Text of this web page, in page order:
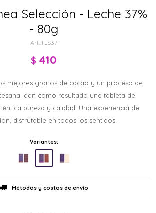
Selección - Leche 37%
- 80g
TLS37
$ 410
mejores granos de cacao y un proceso de
dan como resultado una tableta de
pureza y calidad. Una experiencia de
disfrutable en todos los sentidos.
Variantes:
Métodos y costos de envío